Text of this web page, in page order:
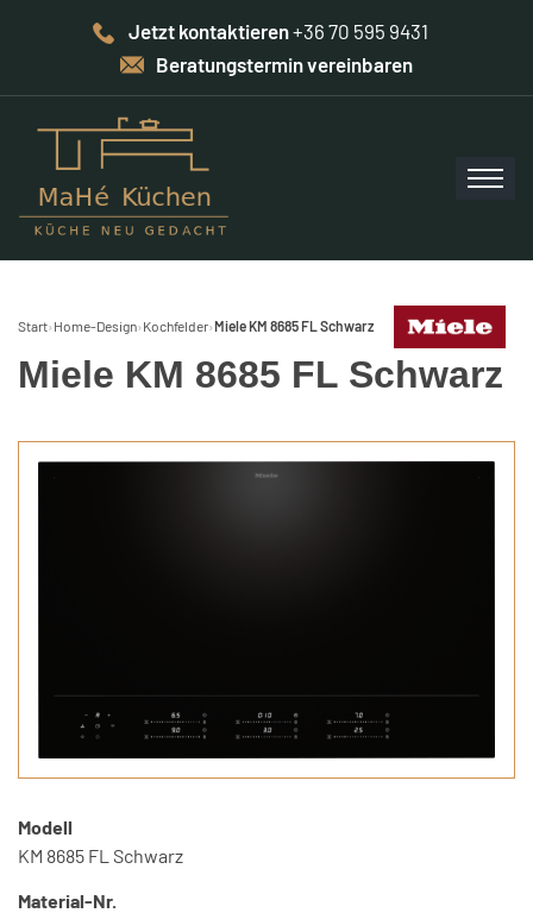
Jetzt kontaktieren+36 70 595 9431
Beratungstermin vereinbaren
Start› Home-Design› Kochfelder›Miele KM 8685 FL Schwarz
Miele KM 8685 FL Schwarz
Modell
KM 8685 FL Schwarz
Material-Nr.